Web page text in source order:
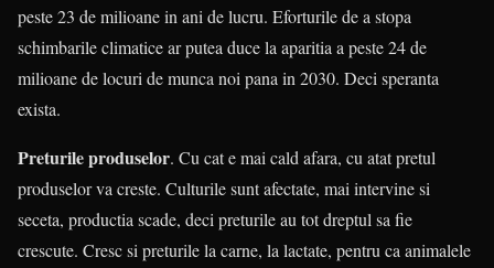
peste 23 de milioane in ani de lucru. Eforturile de a stopa
schimbarile climatice ar putea duce la aparitia a peste 24 de
milioane de locuri de munca noi pana in 2030. Deci speranta
exista.
Preturile produselor. Cu cat e mai cald afara, cu atat pretul
produselor va creste. Culturile sunt afectate, mai intervine si
seceta, productia scade, deci preturile au tot dreptul sa fie
crescute. Cresc si preturile la carne, la lactate, pentru ca animalele